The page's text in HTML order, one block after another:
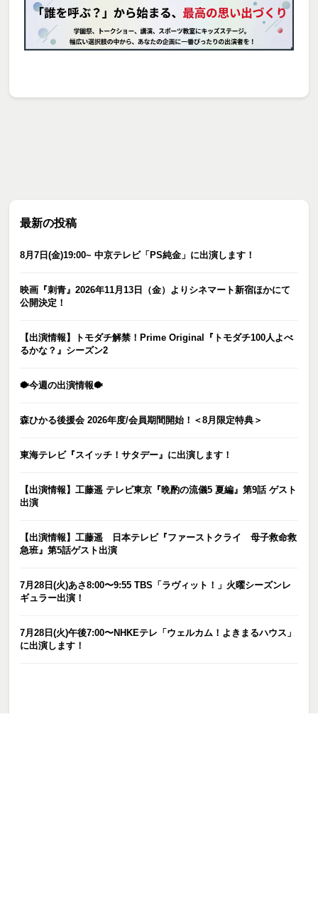
最新の投稿
8月7日(金)19:00~ 中京テレビ「PS純金」に出演します！
映画『刺青』2026年11月13日（金）よりシネマート新宿ほかにて
公開決定！
【出演情報】トモダチ解禁！Prime Original『トモダチ100人よべ
るかな？』シーズン2
🐡今週の出演情報🐡
森ひかる後援会 2026年度/会員期間開始！＜8月限定特典＞
東海テレビ『スイッチ！サタデー』に出演します！
【出演情報】工藤遥 テレビ東京『晩酌の流儀5 夏編』第9話 ゲスト
出演
【出演情報】工藤遥 日本テレビ『ファーストクライ 母子救命救
急班』第5話ゲスト出演
7月28日(火)あさ8:00〜9:55 TBS「ラヴィット！」火曜シーズンレ
ギュラー出演！
7月28日(火)午後7:00〜NHKEテレ「ウェルカム！よきまるハウス」
に出演します！